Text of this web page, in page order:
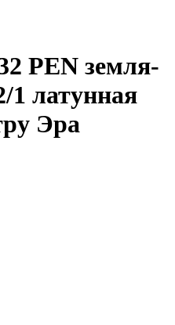
PEN земля-
1 латунная
Эра